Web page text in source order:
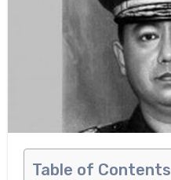
Table of Contents